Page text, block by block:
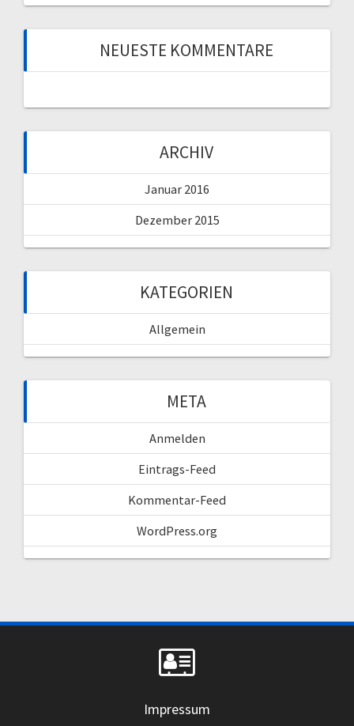
NEUESTE KOMMENTARE
ARCHIV
Januar 2016
Dezember 2015
KATEGORIEN
Allgemein
META
Anmelden
Eintrags-Feed
Kommentar-Feed
WordPress.org
Impressum